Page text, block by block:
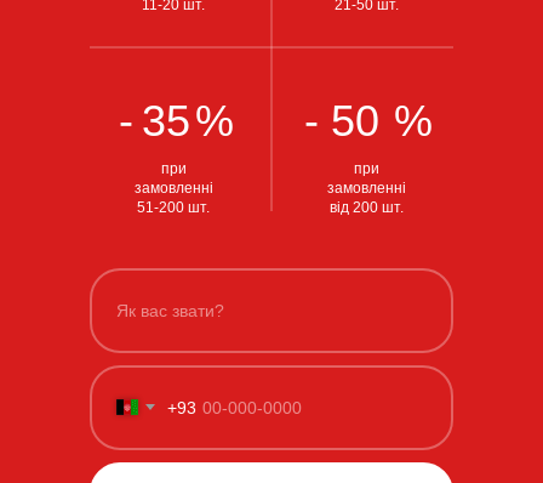
- %
35 - %
50
11-20 шт.
+93
21-50 шт.
при
замовленні
51-200 шт.
при
замовленні
від 200 шт.